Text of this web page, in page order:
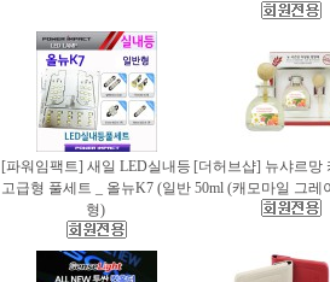
[파워임팩트] 새일 LED실내등
고급형 풀세트 _ 올뉴K7 (일반
형)
[더허브샵] 뉴샤르망
50ml (캐모마일 그레